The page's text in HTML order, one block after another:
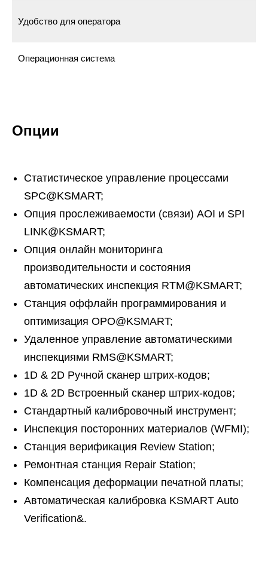
Удобство для оператора
Операционная система
Опции
Статистическое управление процессами
SPC@KSMART;
Опция прослеживаемости (связи) AOI и SPI
LINK@KSMART;
Опция онлайн мониторинга
производительности и состояния
автоматических инспекция RTM@KSMART;
Станция оффлайн программирования и
оптимизация OPO@KSMART;
Удаленное управление автоматическими
инспекциями RMS@KSMART;
1D & 2D Ручной сканер штрих-кодов;
1D & 2D Встроенный сканер штрих-кодов;
Стандартный калибровочный инструмент;
Инспекция посторонних материалов (WFMI);
Станция верификация Review Station;
Ремонтная станция Repair Station;
Компенсация деформации печатной платы;
Автоматическая калибровка KSMART Auto
Verification&.